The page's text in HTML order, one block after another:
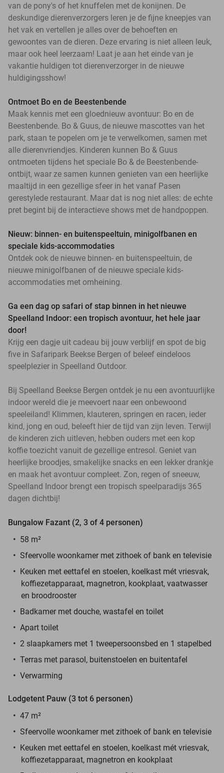
van de pony's of het knuffelen met de konijnen. De
deskundige dierenverzorgers leren je de fijne kneepjes van
het vak en vertellen je alles over de behoeften en
gewoontes van de dieren. Deze ervaring is niet alleen leuk,
maar ook heel leerzaam! Laat je aan het einde van je
vakantie huldigen tot dierenverzorger in de nieuwe
huldigingsshow!
Ontmoet Bo en de Beestenbende
Maak kennis met een gloednieuw avontuur: Bo en de
Beestenbende. Bo & Guus, de nieuwe mascottes van het
park, staan te popelen om je te verwelkomen, samen met
alle dierenvriendjes. Kinderen kunnen Bo & Guus
ontmoeten tijdens het speciale Bo & de Beestenbende-
ontbijt, waar ze samen kunnen genieten van een heerlijke
maaltijd in een gezellige sfeer in het vanaf Pasen
gerestylede restaurant. Maar dat is nog niet alles: de echte
pret begint bij de interactieve shows met de handpoppen.
Nieuw: binnen- en buitenspeeltuin, minigolfbanen en
speciale kids-accommodaties
Ontdek ook de nieuwe binnen- en buitenspeeltuin, de
nieuwe minigolfbanen of de nieuwe speciale kids-
accommodaties met omheining.
Ga een dag op safari of stap binnen in het nieuwe
Speelland Indoor: een tropisch avontuur, het hele jaar
door!
Krijg een dagje uit cadeau bij jouw verblijf en spot de big
five in Safaripark Beekse Bergen of beleef eindeloos
speelplezier in Speelland Outdoor.
Bij Speelland Beekse Bergen ontdek je nu een avontuurlijke
indoor wereld die je meevoert naar een onbewoond
speeleiland! Klimmen, klauteren, springen en racen, ieder
kind, jong en oud, beleeft hier de tijd van zijn leven. Terwijl
de kinderen zich uitleven, hebben ouders met een kop
koffie toezicht vanuit de gezellige entresol. Geniet van
heerlijke broodjes, smakelijke snacks en een lekker drankje
en maak het avontuur compleet. Zon, regen of sneeuw,
Speelland Indoor brengt een tropisch speelparadijs 365
dagen dichtbij!
Bungalow Fazant (2, 3 of 4 personen)
58 m²
Sfeervolle woonkamer met zithoek of bank en televisie
Keuken met eettafel en stoelen, koelkast mét vriesvak,
koffiezetapparaat, magnetron, kookplaat, vaatwasser
en broodrooster
Badkamer met douche, wastafel en toilet
Apart toilet
2 slaapkamers met 1 tweepersoonsbed en 1 stapelbed
Terras met parasol, buitenstoelen en buitentafel
Verwarming
Lodgetent Pauw (3 tot 6 personen)
47 m²
Sfeervolle woonkamer met zithoek of bank en televisie
Keuken met eettafel en stoelen, koelkast mét vriesvak,
koffiezetapparaat, magnetron en kookplaat